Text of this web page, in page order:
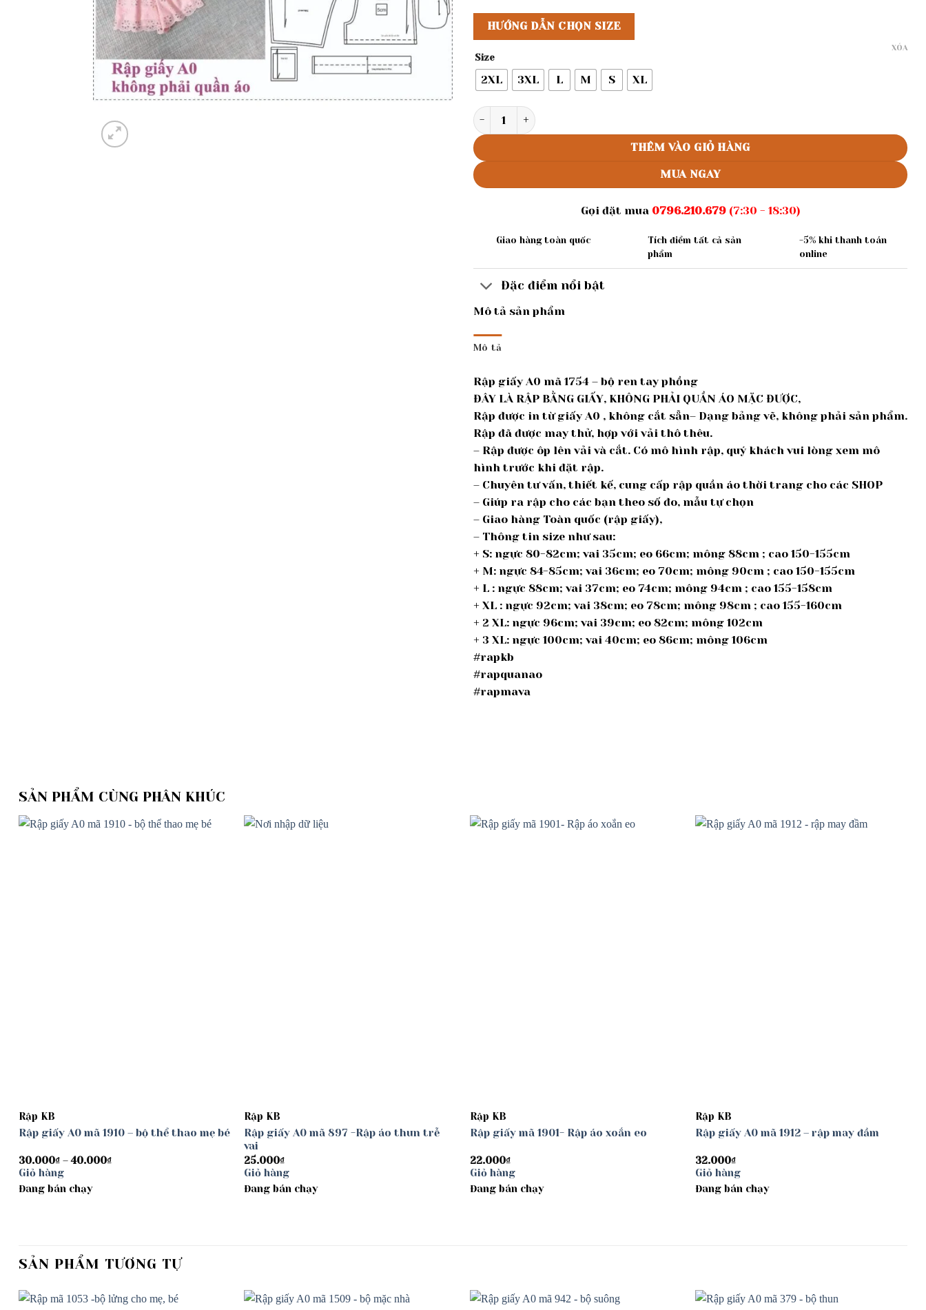
HƯỚNG DẪN CHỌN SIZE
Size
2XL 3XL L M S XL
XÓA
Rập giấy A0 mã 1754 - bộ ren tay phồng số lượng
THÊM VÀO GIỎ HÀNG
MUA NGAY
Gọi đặt mua 0796.210.679(7:30 - 18:30)
Giao hàng toàn quốc
Tích điểm tất cả sản
phẩm
-5% khi thanh toán
online
Đặc điểm nổi bật
Mô tả sản phẩm
Mô tả
Rập giấy A0 mã 1754 – bộ ren tay phồng
ĐÂY LÀ RẬP BẰNG GIẤY, KHÔNG PHẢI QUẦN ÁO MẶC ĐƯỢC,
Rập được in từ giấy A0 , không cắt sẵn– Dạng bảng vẽ, không phải sản phẩm.
Rập đã được may thử, hợp với vải thô thêu.
– Rập được ôp lên vải và cắt. Có mô hình rập, quý khách vui lòng xem mô
hình trước khi đặt rập.
– Chuyên tư vấn, thiết kế, cung cấp rập quần áo thời trang cho các SHOP
– Giúp ra rập cho các bạn theo số đo, mẫu tự chọn
– Giao hàng Toàn quốc (rập giấy),
– Thông tin size như sau:
+ S: ngực 80-82cm; vai 35cm; eo 66cm; mông 88cm ; cao 150-155cm
+ M: ngực 84-85cm; vai 36cm; eo 70cm; mông 90cm ; cao 150-155cm
+ L : ngực 88cm; vai 37cm; eo 74cm; mông 94cm ; cao 155-158cm
+ XL : ngực 92cm; vai 38cm; eo 78cm; mông 98cm ; cao 155-160cm
+ 2 XL: ngực 96cm; vai 39cm; eo 82cm; mông 102cm
+ 3 XL: ngực 100cm; vai 40cm; eo 86cm; mông 106cm
#rapkb
#rapquanao
#rapmava
SẢN PHẨM CÙNG PHÂN KHÚC
Rập KB
Rập giấy A0 mã 1910 – bộ thể thao mẹ bé
30.000₫ – 40.000₫Khoảng
Giỏ hàng
Đang bán chạy
Rập KB
Rập giấy A0 mã 897 -Rập áo thun trễ
vai
25.000₫
Giỏ hàng
Đang bán chạy
Rập KB
Rập giấy mã 1901- Rập áo xoắn eo
22.000₫
Giỏ hàng
Đang bán chạy
Rập KB
Rập giấy A0 mã 1912 – rập may đầm
32.000₫
Giỏ hàng
Đang bán chạy
SẢN PHẨM TƯƠNG TỰ